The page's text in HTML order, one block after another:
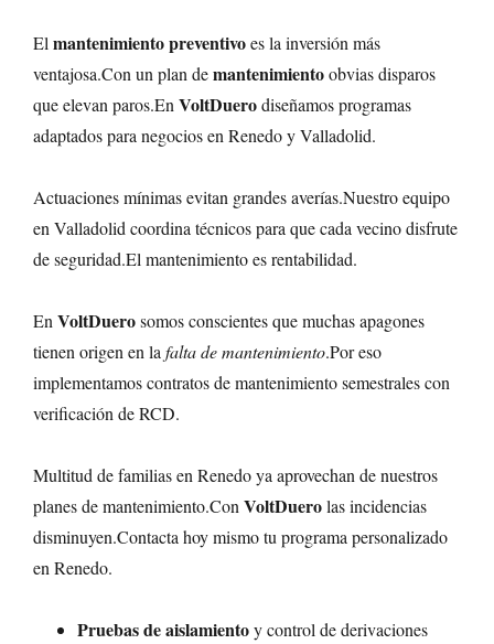
El mantenimiento preventivoes la inversión más
ventajosa.Con un plan demantenimientoobvias disparos
que elevan paros.En VoltDuerodiseñamos programas
adaptados para negocios en Renedo y Valladolid.
Actuaciones mínimas evitan grandes averías.Nuestro equipo
en Valladolid coordina técnicos para que cada vecino disfrute
de seguridad.El mantenimiento es rentabilidad.
En VoltDuerosomos conscientes que muchas apagones
tienen origen en la falta de mantenimiento.Por eso
implementamos contratos de mantenimiento semestrales con
verificación de RCD.
Multitud de familias en Renedo ya aprovechan de nuestros
planes de mantenimiento.Con VoltDuerolas incidencias
disminuyen.Contacta hoy mismo tu programa personalizado
en Renedo.
Pruebas de aislamientoy control de derivaciones